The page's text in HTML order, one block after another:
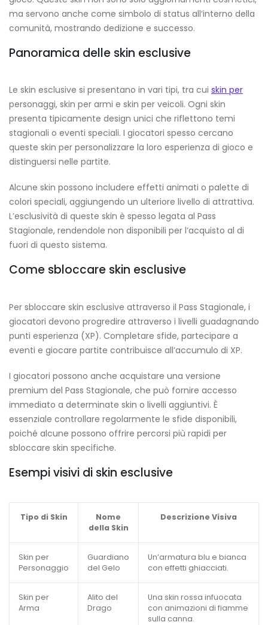
ma servono anche come simbolo di status all’interno della
comunità, mostrando dedizione e successo.
Panoramica delle skin esclusive
Le skin esclusive si presentano in vari tipi, tra cui skin per
personaggi, skin per armi e skin per veicoli. Ogni skin
presenta tipicamente design unici che riflettono temi
stagionali o eventi speciali. I giocatori spesso cercano
queste skin per personalizzare la loro esperienza di gioco e
distinguersi nelle partite.
Alcune skin possono includere effetti animati o palette di
colori speciali, aggiungendo un ulteriore livello di attrattiva.
L’esclusività di queste skin è spesso legata al Pass
Stagionale, rendendole non disponibili per l’acquisto al di
fuori di questo sistema.
Come sbloccare skin esclusive
Per sbloccare skin esclusive attraverso il Pass Stagionale, i
giocatori devono progredire attraverso i livelli guadagnando
punti esperienza (XP). Completare sfide, partecipare a
eventi e giocare partite contribuisce all’accumulo di XP.
I giocatori possono anche acquistare una versione
premium del Pass Stagionale, che può fornire accesso
immediato a determinate skin o livelli aggiuntivi. È
essenziale controllare regolarmente le sfide disponibili,
poiché alcune possono offrire percorsi più rapidi per
sbloccare skin specifiche.
Esempi visivi di skin esclusive
Tipo di Skin
Nome
della Skin
Descrizione Visiva
Skin per
Personaggio
Guardiano
del Gelo
Un’armatura blu e bianca
con effetti ghiacciati.
Skin per
Arma
Alito del
Drago
Una skin rossa infuocata
con animazioni di fiamme
sulla canna.